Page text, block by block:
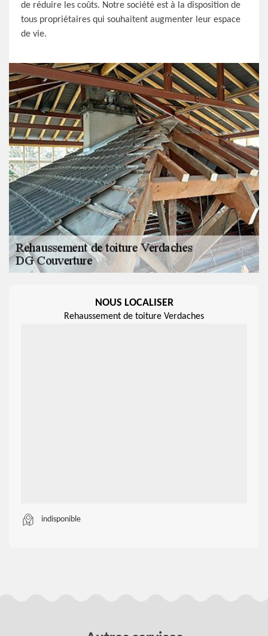
de réduire les coûts. Notre société est à la disposition de
tous propriétaires qui souhaitent augmenter leur espace
de vie.
NOUS LOCALISER
Rehaussement de toiture Verdaches
indisponible